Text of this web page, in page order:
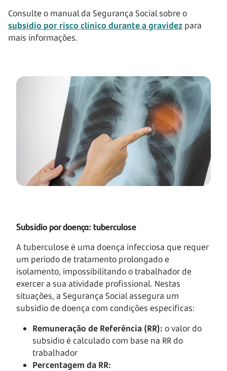
Consulte o manual da Segurança Social sobre o
subsídio por risco clínico durante a gravidez para
mais informações.
Subsídio por doença: tuberculose
A tuberculose é uma doença infecciosa que requer
um período de tratamento prolongado e
isolamento, impossibilitando o trabalhador de
exercer a sua atividade profissional. Nestas
situações, a Segurança Social assegura um
subsídio de doença com condições específicas:
Remuneração de Referência (RR): o valor do
subsídio é calculado com base na RR do
trabalhador
Percentagem da RR: